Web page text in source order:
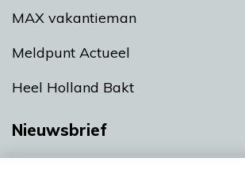
MAX vakantieman
Meldpunt Actueel
Heel Holland Bakt
Nieuwsbrief